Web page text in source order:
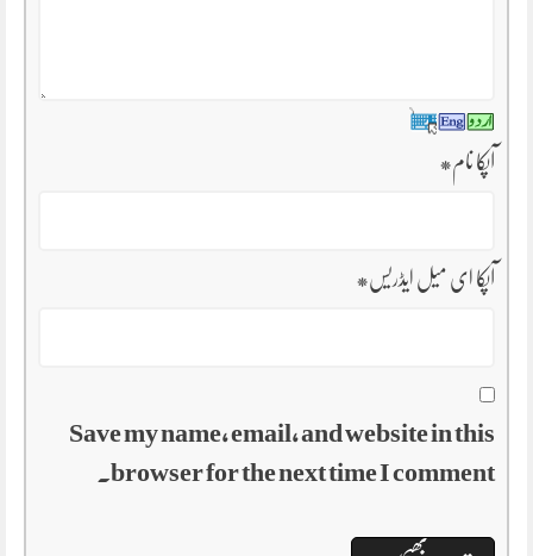
آپکا نام*
آپکا ای میل ایڈریس*
Save my name, email, and website in this
browser for the next time I comment.